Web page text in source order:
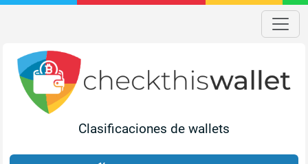
Clasificaciones de wallets